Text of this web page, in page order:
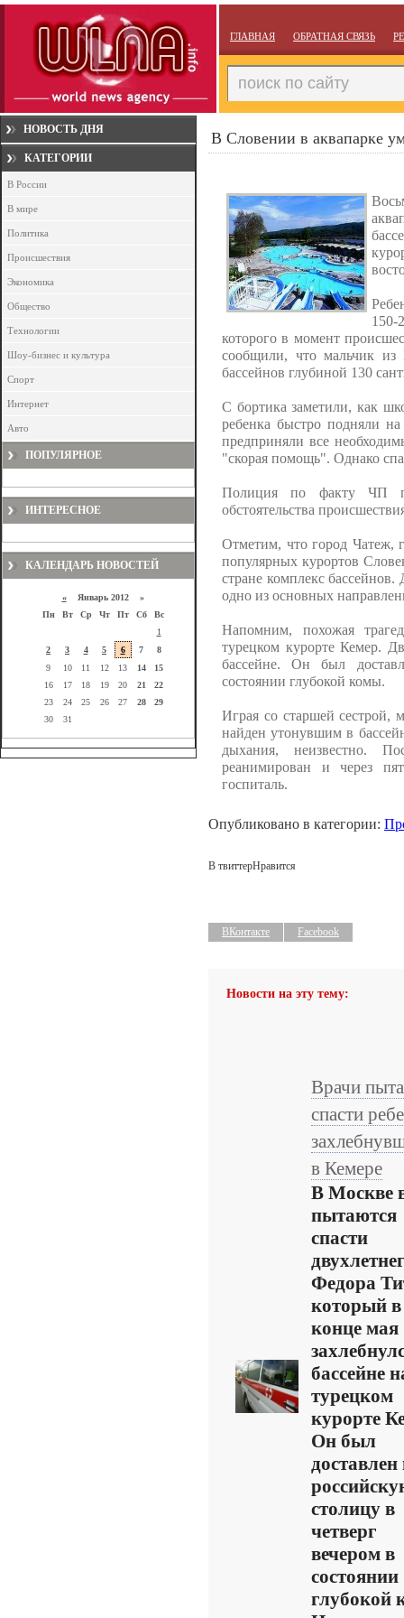
ГЛАВНАЯ ОБРАТНАЯ СВЯЗЬ
НОВОСТЬ ДНЯ
КАТЕГОРИИ
В России
В мире
Политика
Происшествия
Экономика
Общество
Технологии
Шоу-бизнес и культура
Спорт
Интернет
Авто
ПОПУЛЯРНОЕ
ИНТЕРЕСНОЕ
КАЛЕНДАРЬ НОВОСТЕЙ
«Январь 2012 »
Пн
Вт Ср Чт Пт Сб
Вс
1
2
3 4 5 6 7
8
9
10 11 12 13 14
15
16
17 18 19 20 21
22
23
24 25 26 27 28
29
30
31
В Словении в аквапарке
которого в момент
сообщили, что мальчик
бассейнов глубиной 130
С бортика заметили, как
ребенка быстро подняли
предприняли все
"скорая помощь". Однако
Полиция по факту ЧП
обстоятельства
Отметим, что город Чатеж,
популярных курортов
стране комплекс
одно из основных
Напомним, похожая
турецком курорте Кемер.
бассейне. Он был
состоянии глубокой комы.
Играя со старшей сестрой,
найден утонувшим в
дыхания, неизвестно.
реанимирован и через
госпиталь.
Опубликовано в категории:
В твиттерНравится
ВКонтакте Facebook
Новости на эту тему:
Врачи
спасти
в Кемере
В Москве
пытаются
спасти
Федора
который в
конце мая
бассейне
турецком
курорте
Он был
доставлен
столицу в
четверг
вечером в
состоянии
глубокой